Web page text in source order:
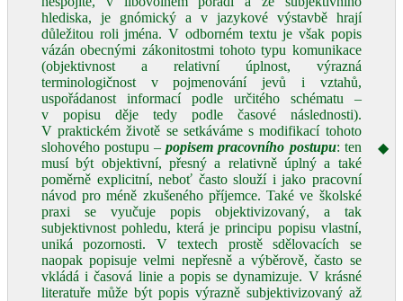
hlediska, je gnómický a v jazykové výstavbě hrají
důležitou roli jména. V odborném textu je však popis
vázán obecnými zákonitostmi tohoto typu komunikace
(objektivnost a relativní úplnost, výrazná
terminologičnost v pojmenování jevů i vztahů,
uspořádanost informací podle určitého schématu ‒
v popisu děje tedy podle časové následnosti).
V praktickém životě se setkáváme s modifikací tohoto
slohového postupu –popisem pracovního postupu: ten
musí být objektivní, přesný a relativně úplný a také
poměrně explicitní, neboť často slouží i jako pracovní
návod pro méně zkušeného příjemce. Také ve školské
praxi se vyučuje popis objektivizovaný, a tak
subjektivnost pohledu, která je principu popisu vlastní,
uniká pozornosti. V textech prostě sdělovacích se
naopak popisuje velmi nepřesně a výběrově, často se
vkládá i časová linie a popis se dynamizuje. V krásné
literatuře může být popis výrazně subjektivizovaný až
◆